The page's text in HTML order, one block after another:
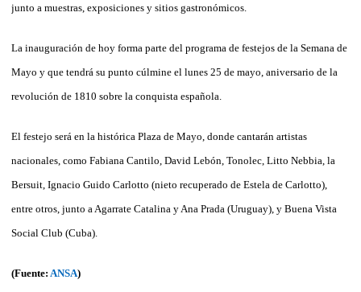
junto a muestras, exposiciones y sitios gastronómicos.
La inauguración de hoy forma parte del programa de festejos de la Semana de
Mayo y que tendrá su punto cúlmine el lunes 25 de mayo, aniversario de la
revolución de 1810 sobre la conquista española.
El festejo será en la histórica Plaza de Mayo, donde cantarán artistas
nacionales, como Fabiana Cantilo, David Lebón, Tonolec, Litto Nebbia, la
Bersuit, Ignacio Guido Carlotto (nieto recuperado de Estela de Carlotto),
entre otros, junto a Agarrate Catalina y Ana Prada (Uruguay), y Buena Vista
Social Club (Cuba).
(Fuente: ANSA)